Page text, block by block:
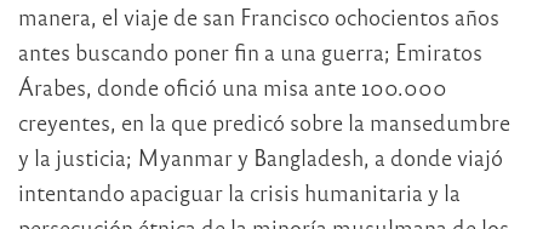
manera, el viaje de san Francisco ochocientos años
antes buscando poner fin a una guerra; Emiratos
Árabes, donde ofició una misa ante 100.000
creyentes, en la que predicó sobre la mansedumbre
y la justicia; Myanmar y Bangladesh, a donde viajó
intentando apaciguar la crisis humanitaria y la